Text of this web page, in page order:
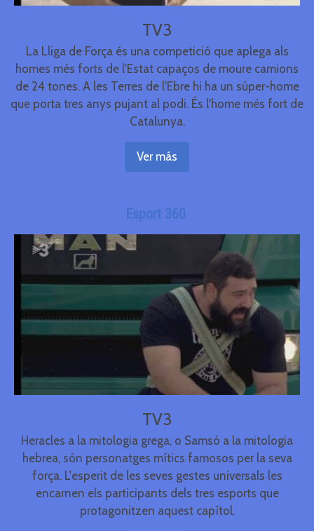
TV3
La Lliga de Força és una competició que aplega als
homes més forts de l'Estat capaços de moure camions
de 24 tones. A les Terres de l'Ebre hi ha un súper-home
que porta tres anys pujant al podi. És l'home més fort de
Catalunya.
Ver más
Esport 360
TV3
Heracles a la mitologia grega, o Samsó a la mitologia
hebrea, són personatges mítics famosos per la seva
força. L'esperit de les seves gestes universals les
encarnen els participants dels tres esports que
protagonitzen aquest capítol.